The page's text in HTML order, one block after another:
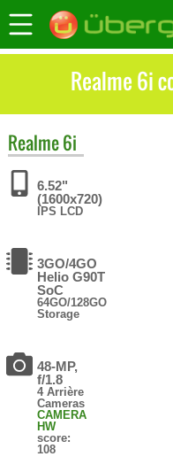
Realme 6i
Realme6i
6.52"
(1600x720)
IPS LCD
3GO/4GO
Helio G90T
SoC
64GO/128GO
Storage
48-MP,
f/1.8
4 Arrière
Cameras
CAMERA
HW
score:
108